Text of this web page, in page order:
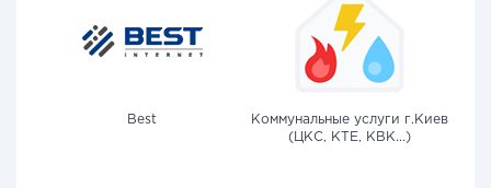
Best
Коммунальные услуги г.Киев
(ЦКС, КТЕ, КВК...)